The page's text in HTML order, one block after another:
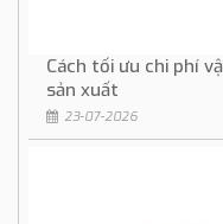
Cách tối ưu chi phí
sản xuất
23-07-2026